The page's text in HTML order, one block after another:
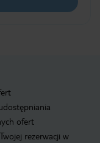
ofert
rezerwacji w